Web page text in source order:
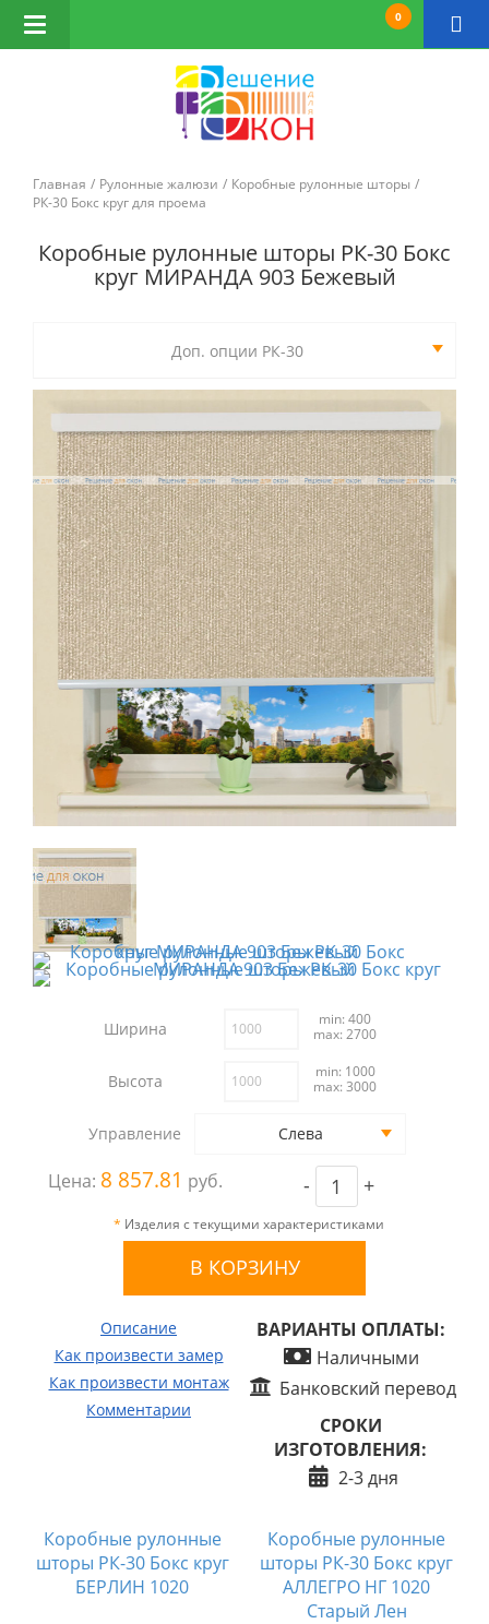
0
Открыть
навигацию
Главная Рулонные жалюзи
Коробные рулонные шторы
РК-30 Бокс круг для проема
Коробные рулонные шторы РК-30 Бокс
круг МИРАНДА 903 Бежевый
Доп. опции РК-30
Ширина
min: 400
max: 2700
Высота
min: 1000
max: 3000
Управление Слева
Цена: 8 857.81 руб. - +
* Изделия с текущими характеристиками
Описание
Как произвести замер
Как произвести монтаж
Комментарии
ВАРИАНТЫ ОПЛАТЫ:
Наличными
Банковский перевод
СРОКИ
ИЗГОТОВЛЕНИЯ:
2-3 дня
Коробные рулонные
шторы РК-30 Бокс круг
БЕРЛИН 1020
Коробные рулонные
шторы РК-30 Бокс круг
АЛЛЕГРО НГ 1020
Старый Лен